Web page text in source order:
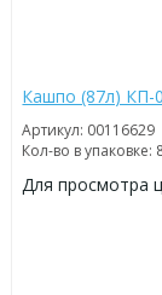
Кашпо (87л) КП-
Артикул: 00116629
Кол-во в упаковке:
Для просмотра